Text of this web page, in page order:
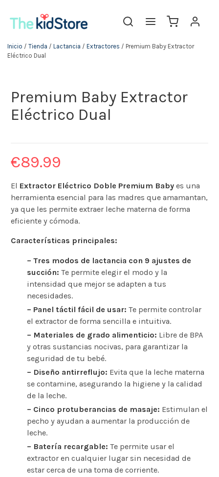
Inicio / Tienda / Lactancia / Extractores / Premium Baby Extractor
Eléctrico Dual
Premium Baby Extractor
Eléctrico Dual
€89.99
El Extractor Eléctrico Doble Premium Baby es una
herramienta esencial para las madres que amamantan,
ya que les permite extraer leche materna de forma
eficiente y cómoda.
Características principales:
– Tres modos de lactancia con 9 ajustes de
succión: Te permite elegir el modo y la
intensidad que mejor se adapten a tus
necesidades.
– Panel táctil fácil de usar: Te permite controlar
el extractor de forma sencilla e intuitiva.
– Materiales de grado alimenticio: Libre de BPA
y otras sustancias nocivas, para garantizar la
seguridad de tu bebé.
– Diseño antirreflujo: Evita que la leche materna
se contamine, asegurando la higiene y la calidad
de la leche.
– Cinco protuberancias de masaje: Estimulan el
pecho y ayudan a aumentar la producción de
leche.
– Batería recargable: Te permite usar el
extractor en cualquier lugar sin necesidad de
estar cerca de una toma de corriente.